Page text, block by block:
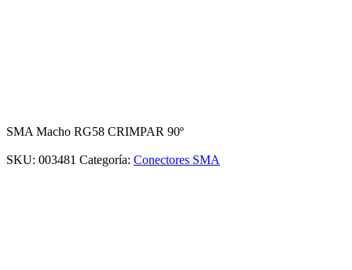
SMA Macho RG58 CRIMPAR 90º
SKU: 003481 Categoría: Conectores SMA